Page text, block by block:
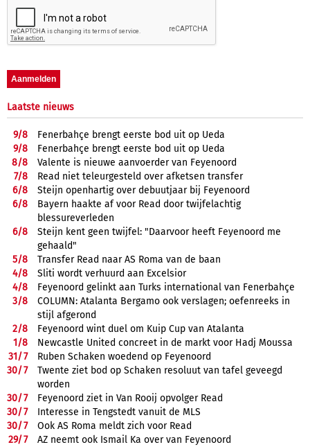
Laatste nieuws
9/8
Fenerbahçe brengt eerste bod uit op Ueda
9/8
Fenerbahçe brengt eerste bod uit op Ueda
8/8
Valente is nieuwe aanvoerder van Feyenoord
7/8
Read niet teleurgesteld over afketsen transfer
6/8
Steijn openhartig over debuutjaar bij Feyenoord
6/8
Bayern haakte af voor Read door twijfelachtig
blessureverleden
6/8
Steijn kent geen twijfel: "Daarvoor heeft Feyenoord me
gehaald"
5/8
Transfer Read naar AS Roma van de baan
4/8
Sliti wordt verhuurd aan Excelsior
4/8
Feyenoord gelinkt aan Turks international van Fenerbahçe
3/8
COLUMN: Atalanta Bergamo ook verslagen; oefenreeks in
stijl afgerond
2/8
Feyenoord wint duel om Kuip Cup van Atalanta
1/8
Newcastle United concreet in de markt voor Hadj Moussa
31/7
Ruben Schaken woedend op Feyenoord
30/7
Twente ziet bod op Schaken resoluut van tafel geveegd
worden
30/7
Feyenoord ziet in Van Rooij opvolger Read
30/7
Interesse in Tengstedt vanuit de MLS
30/7
Ook AS Roma meldt zich voor Read
29/7
AZ neemt ook Ismail Ka over van Feyenoord